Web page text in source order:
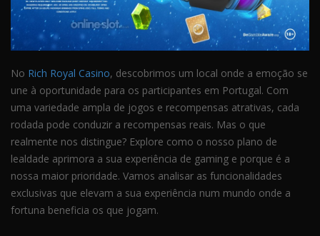
No Rich Royal Casino, descobrimos um local onde a emoção se
une à oportunidade para os participantes em Portugal. Com
uma variedade ampla de jogos e recompensas atrativas, cada
rodada pode conduzir a recompensas reais. Mas o que
realmente nos distingue? Explore como o nosso plano de
lealdade aprimora a sua experiência de gaming e porque é a
nossa maior prioridade. Vamos analisar as funcionalidades
exclusivas que elevam a sua experiência num mundo onde a
fortuna beneficia os que jogam.